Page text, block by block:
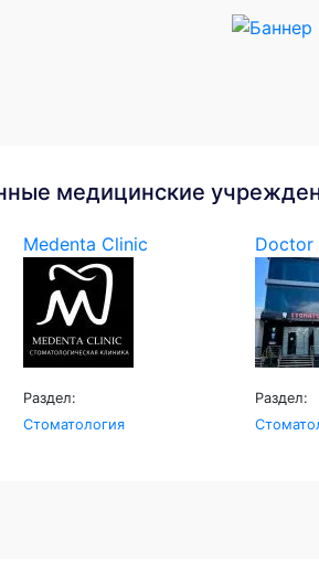
медицинские
Medenta Clinic
Раздел:
Стоматология
Doctor
Раздел: